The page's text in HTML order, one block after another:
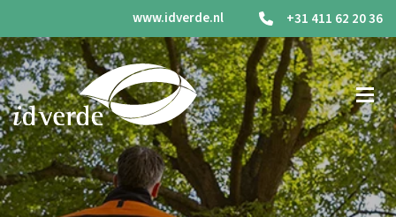
www.idverde.nl +31 411 62 20 36